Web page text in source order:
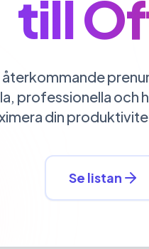
till
professionella och
din
Se listan